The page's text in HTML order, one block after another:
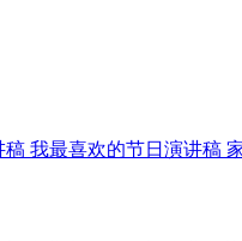
稿 我最喜欢的节日演讲稿